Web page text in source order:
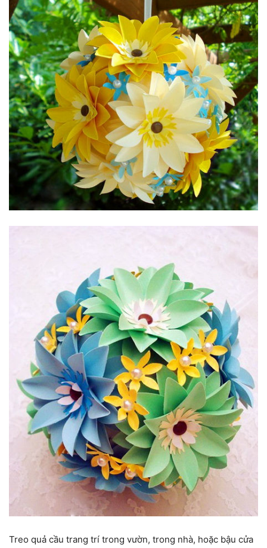
Treo quả cầu trang trí trong vườn, trong nhà, hoặc bậu cửa